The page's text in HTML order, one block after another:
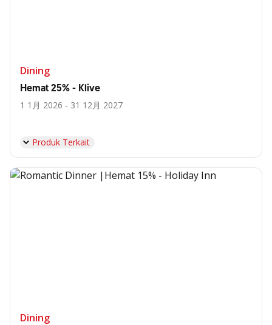
Dining
Hemat 25% - Klive
1 1月 2026 - 31 12月 2027
Produk Terkait
Dining